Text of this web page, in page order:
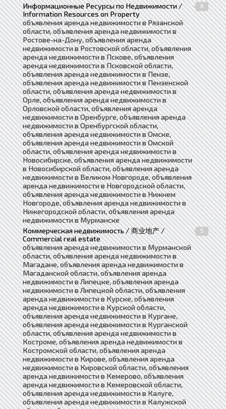
Информационные Ресурсы по Недвижимости /
Information Resources on Property
6
объявления аренда недвижимости в Рязанской
области, объявления аренда недвижимости в
Ростове-на-Дону, объявления аренда
недвижимости в Ростовской области, объявления
аренда недвижимости в Пскове, объявления
аренда недвижимости в Псковской области,
объявления аренда недвижимости в Пензе,
объявления аренда недвижимости в Пензенской
области, объявления аренда недвижимости в
Орле, объявления аренда недвижимости в
Орловской области, объявления аренда
недвижимости в Оренбурге, объявления аренда
недвижимости в Оренбургской области,
объявления аренда недвижимости в Омске,
объявления аренда недвижимости в Омской
области, объявления аренда недвижимости в
Новосибирске, объявления аренда недвижимости
в Новосибирской области, объявления аренда
недвижимости в Великом Новгороде, объявления
аренда недвижимости в Новгородской области,
объявления аренда недвижимости в Нижнем
Новгороде, объявления аренда недвижимости в
Нижегородской области, объявления аренда
недвижимости в Мурманске
Коммерческая недвижимость / 商业地产 /
Commercial real estate
5
объявления аренда недвижимости в Мурманской
области, объявления аренда недвижимости в
Магадане, объявления аренда недвижимости в
Магаданской области, объявления аренда
недвижимости в Липецке, объявления аренда
недвижимости в Липецкой области, объявления
аренда недвижимости в Курске, объявления
аренда недвижимости в Курской области,
объявления аренда недвижимости в Кургане,
объявления аренда недвижимости в Курганской
области, объявления аренда недвижимости в
Костроме, объявления аренда недвижимости в
Костромской области, объявления аренда
недвижимости в Кирове, объявления аренда
недвижимости в Кировской области, объявления
аренда недвижимости в Кемерово, объявления
аренда недвижимости в Кемеровской области,
объявления аренда недвижимости в Калуге,
объявления аренда недвижимости в Калужской